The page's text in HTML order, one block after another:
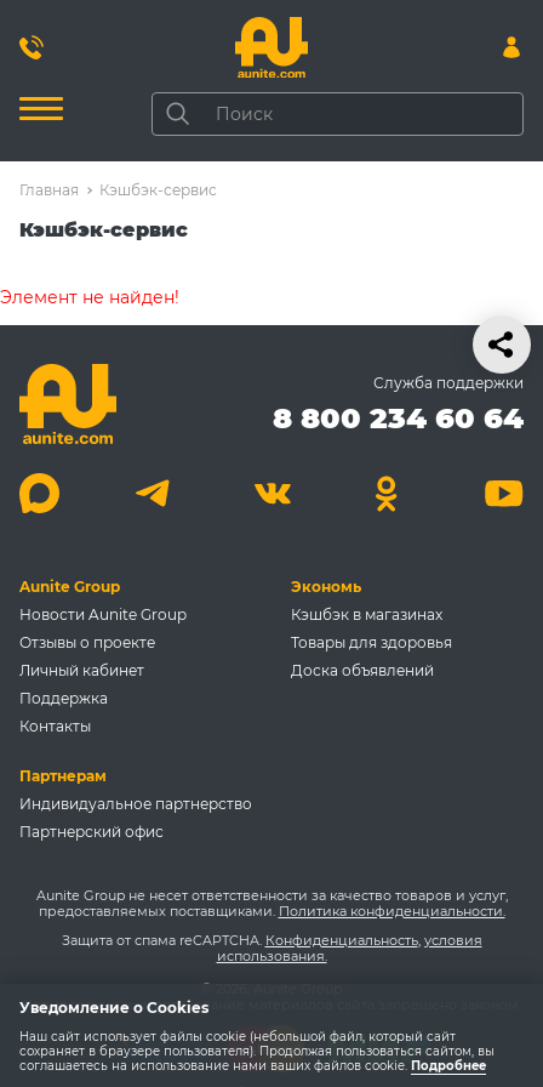
Главная Кэшбэк-сервис
Кэшбэк-сервис
Элемент не найден!
Служба поддержки
8 800 234 60 64
Aunite Group
Новости Aunite Group
Отзывы о проекте
Личный кабинет
Поддержка
Контакты
Экономь
Кэшбэк в магазинах
Товары для здоровья
Доска объявлений
Партнерам
Индивидуальное партнерство
Партнерский офис
Aunite Group не несет ответственности за качество товаров и услуг,
предоставляемых поставщиками. Политика конфиденциальности.
Защита от спама reCAPTCHA. Конфиденциальность, условия
использования.
© 2026, Aunite Group
Копирование и использование материалов сайта запрещено законом.
Уведомление о Cookies
Наш сайт использует файлы cookie (небольшой файл, который сайт
сохраняет в браузере пользователя). Продолжая пользоваться сайтом, вы
соглашаетесь на использование нами ваших файлов cookie. Подробнее